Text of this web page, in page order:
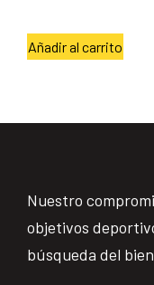
Añadir al carrito
Nuestro
objetivos
búsqueda del